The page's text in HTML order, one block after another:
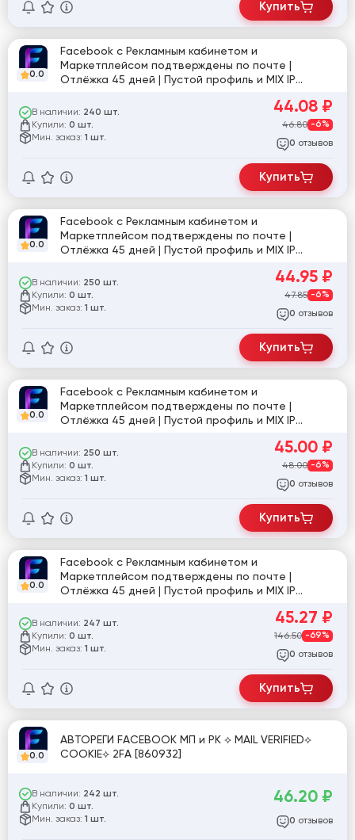
Купить
0.0
Facebook с Рекламным кабинетом и
Маркетплейсом подтверждены по почте |
Отлёжка 45 дней | Пустой профиль и MIX IP
В наличии: 240 шт.
Купили: 0 шт.
Мин. заказ: 1 шт.
44.08 ₽
46.80 -6%
0 отзывов
Купить
0.0
Facebook с Рекламным кабинетом и
Маркетплейсом подтверждены по почте |
Отлёжка 45 дней | Пустой профиль и MIX IP
В наличии: 250 шт.
Купили: 0 шт.
Мин. заказ: 1 шт.
44.95 ₽
47.85 -6%
0 отзывов
Купить
0.0
Facebook с Рекламным кабинетом и
Маркетплейсом подтверждены по почте |
Отлёжка 45 дней | Пустой профиль и MIX IP
В наличии: 250 шт.
Купили: 0 шт.
Мин. заказ: 1 шт.
45.00 ₽
48.00 -6%
0 отзывов
Купить
0.0
Facebook с Рекламным кабинетом и
Маркетплейсом подтверждены по почте |
Отлёжка 45 дней | Пустой профиль и MIX IP
В наличии: 247 шт.
Купили: 0 шт.
Мин. заказ: 1 шт.
45.27 ₽
146.50 -69%
0 отзывов
Купить
0.0
АВТОРЕГИ FACEBOOK МП и РК ⟡ MAIL VERIFIED⟡
COOKIE⟡ 2FA [860932]
В наличии: 242 шт.
Купили: 0 шт.
Мин. заказ: 1 шт.
46.20 ₽
0 отзывов